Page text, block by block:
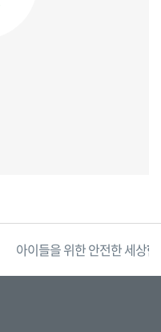
아이들을 위한 안전한 세상